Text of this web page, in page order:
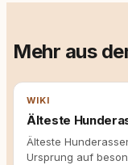
Mehr aus
WIKI
Älteste
Älteste
Ursprung auf